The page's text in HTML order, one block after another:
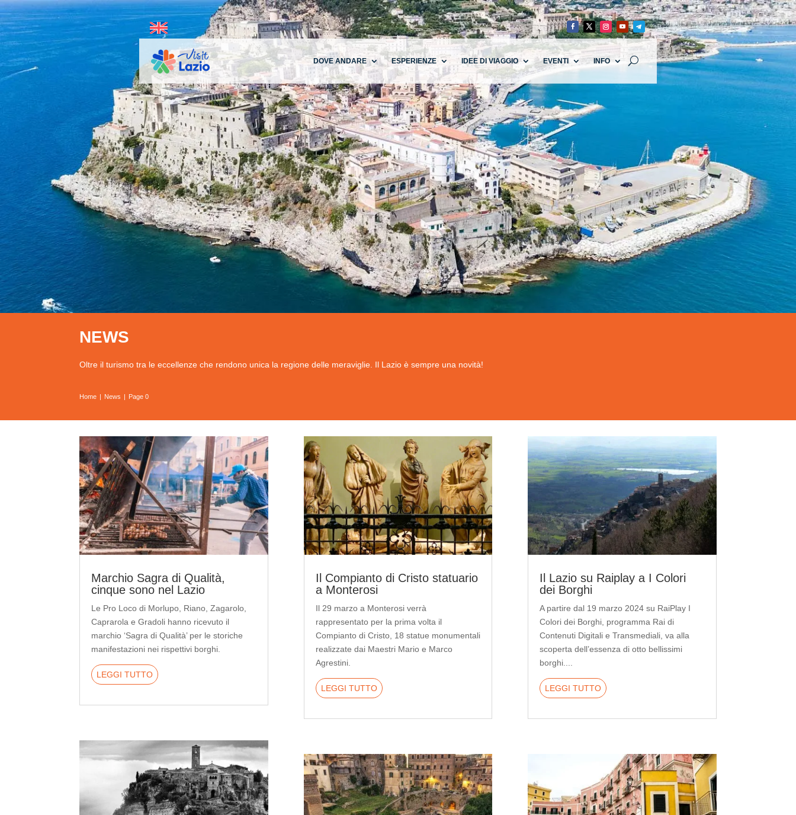
DOVE ANDARE ESPERIENZE IDEE DI VIAGGIO EVENTI INFO
NEWS
Oltre il turismo tra le eccellenze che rendono unica la regione delle meraviglie. Il Lazio è sempre una novità!
Home News Page 0
Marchio Sagra di Qualità,
cinque sono nel Lazio
Le Pro Loco di Morlupo, Riano, Zagarolo,
Caprarola e Gradoli hanno ricevuto il
marchio ‘Sagra di Qualità’ per le storiche
manifestazioni nei rispettivi borghi.
LEGGI TUTTO
Il Compianto di Cristo statuario
a Monterosi
Il 29 marzo a Monterosi verrà
rappresentato per la prima volta il
Compianto di Cristo, 18 statue monumentali
realizzate dai Maestri Mario e Marco
Agrestini.
LEGGI TUTTO
Il Lazio su Raiplay a I Colori
dei Borghi
A partire dal 19 marzo 2024 su RaiPlay I
Colori dei Borghi, programma Rai di
Contenuti Digitali e Transmediali, va alla
scoperta dell’essenza di otto bellissimi
borghi....
LEGGI TUTTO